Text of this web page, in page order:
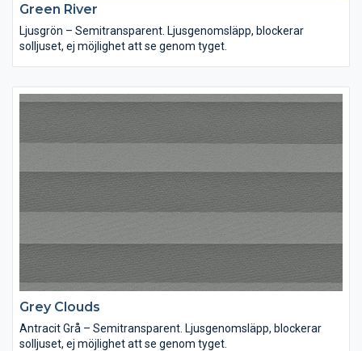
Green River
Ljusgrön – Semitransparent. Ljusgenomsläpp, blockerar
solljuset, ej möjlighet att se genom tyget.
Grey Clouds
Antracit Grå – Semitransparent. Ljusgenomsläpp, blockerar
solljuset, ej möjlighet att se genom tyget.